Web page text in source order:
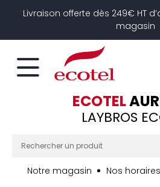
Livraison offerte dès 249€ HT
magasin
ECOTEL
LAYBROS
Notre magasin Nos horaires
Panneau de gestion des cookies